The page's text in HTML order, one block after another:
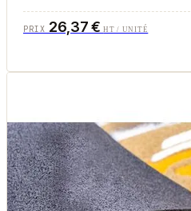
PRIX 26,37 €HT / UNITÉ